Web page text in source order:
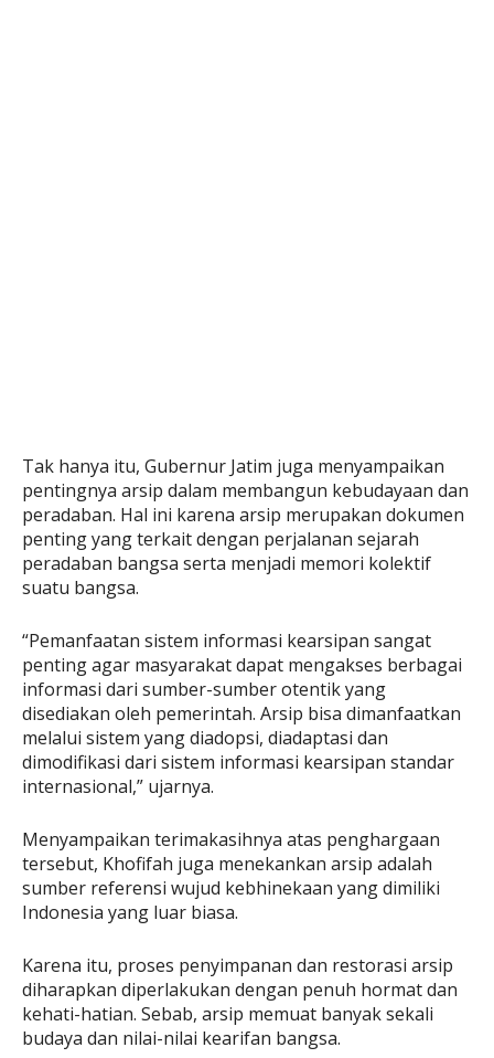
Tak hanya itu, Gubernur Jatim juga menyampaikan
pentingnya arsip dalam membangun kebudayaan dan
peradaban. Hal ini karena arsip merupakan dokumen
penting yang terkait dengan perjalanan sejarah
peradaban bangsa serta menjadi memori kolektif
suatu bangsa.
“Pemanfaatan sistem informasi kearsipan sangat
penting agar masyarakat dapat mengakses berbagai
informasi dari sumber-sumber otentik yang
disediakan oleh pemerintah. Arsip bisa dimanfaatkan
melalui sistem yang diadopsi, diadaptasi dan
dimodifikasi dari sistem informasi kearsipan standar
internasional,” ujarnya.
Menyampaikan terimakasihnya atas penghargaan
tersebut, Khofifah juga menekankan arsip adalah
sumber referensi wujud kebhinekaan yang dimiliki
Indonesia yang luar biasa.
Karena itu, proses penyimpanan dan restorasi arsip
diharapkan diperlakukan dengan penuh hormat dan
kehati-hatian. Sebab, arsip memuat banyak sekali
budaya dan nilai-nilai kearifan bangsa.